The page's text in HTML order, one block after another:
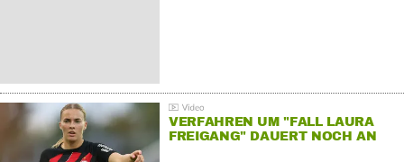
VERFAHREN UM "FALL LAURA
FREIGANG" DAUERT NOCH AN